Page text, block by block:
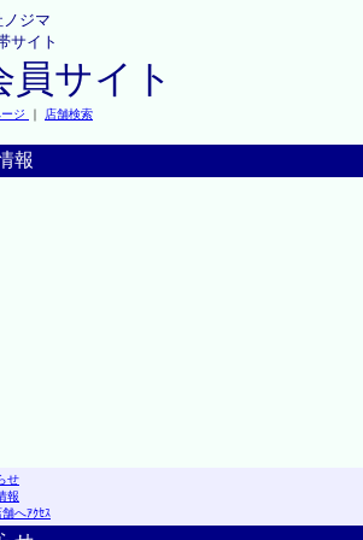
ジマ
サイト
サイト
ジ ｜ 店舗検索
報
せ
報
舗へｱｸｾｽ